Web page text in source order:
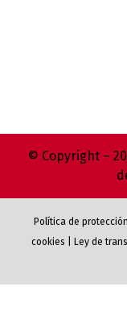
© Copyright –
Política de
cookies
Ley de